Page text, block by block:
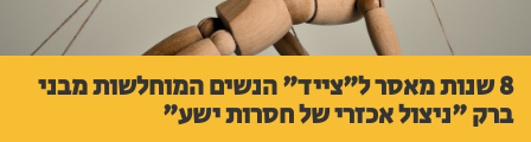
8 שנות מאסר ל"צייד" הנשים המוחלשות מבני
ברק "ניצול אכזרי של חסרות ישע"